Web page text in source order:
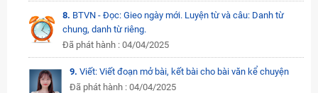
8. BTVN - Đọc: Gieo ngày mới. Luyện từ và câu: Danh từ
chung, danh từ riêng.
Đã phát hành : 04/04/2025
9. Viết: Viết đoạn mở bài, kết bài cho bài văn kể chuyện
Đã phát hành : 04/04/2025